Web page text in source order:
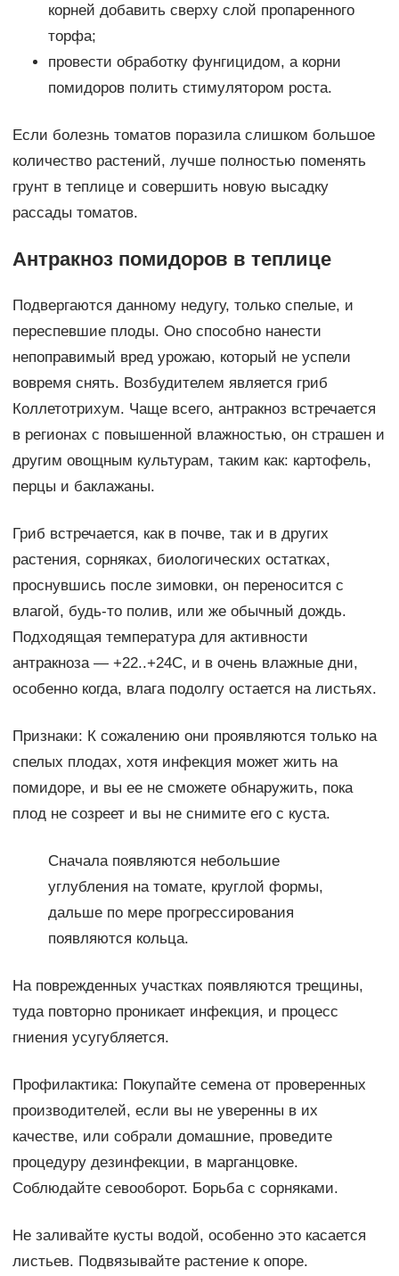
корней добавить сверху слой пропаренного
торфа;
провести обработку фунгицидом, а корни
помидоров полить стимулятором роста.
Если болезнь томатов поразила слишком большое
количество растений, лучше полностью поменять
грунт в теплице и совершить новую высадку
рассады томатов.
Антракноз помидоров в теплице
Подвергаются данному недугу, только спелые, и
переспевшие плоды. Оно способно нанести
непоправимый вред урожаю, который не успели
вовремя снять. Возбудителем является гриб
Коллетотрихум. Чаще всего, антракноз встречается
в регионах с повышенной влажностью, он страшен и
другим овощным культурам, таким как: картофель,
перцы и баклажаны.
Гриб встречается, как в почве, так и в других
растения, сорняках, биологических остатках,
проснувшись после зимовки, он переносится с
влагой, будь-то полив, или же обычный дождь.
Подходящая температура для активности
антракноза — +22..+24С, и в очень влажные дни,
особенно когда, влага подолгу остается на листьях.
Признаки: К сожалению они проявляются только на
спелых плодах, хотя инфекция может жить на
помидоре, и вы ее не сможете обнаружить, пока
плод не созреет и вы не снимите его с куста.
Сначала появляются небольшие
углубления на томате, круглой формы,
дальше по мере прогрессирования
появляются кольца.
На поврежденных участках появляются трещины,
туда повторно проникает инфекция, и процесс
гниения усугубляется.
Профилактика: Покупайте семена от проверенных
производителей, если вы не уверенны в их
качестве, или собрали домашние, проведите
процедуру дезинфекции, в марганцовке.
Соблюдайте севооборот. Борьба с сорняками.
Не заливайте кусты водой, особенно это касается
листьев. Подвязывайте растение к опоре.